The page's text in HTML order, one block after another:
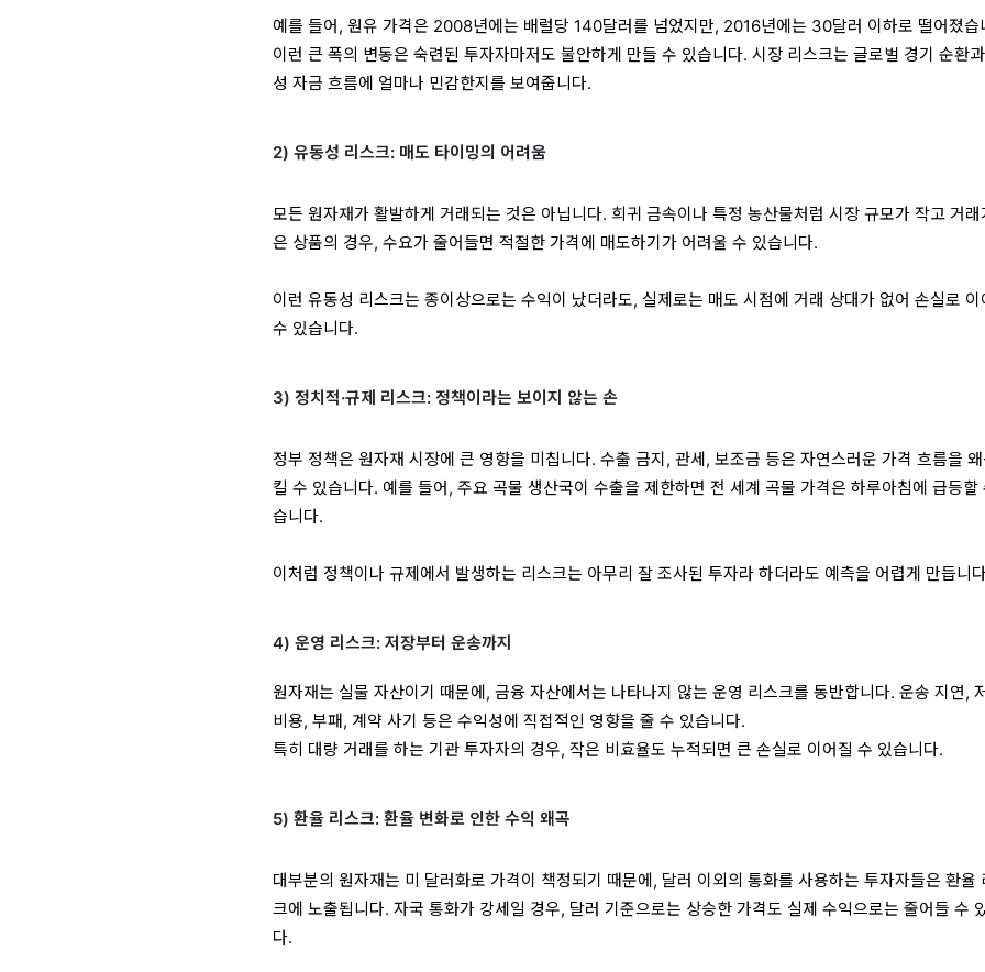
예를 들어, 원유 가격은 2008년에는 배럴당 140달러를 넘었지만, 2016년에는 30달러 이하로 떨어졌습
이런 큰 폭의 변동은 숙련된 투자자마저도 불안하게 만들 수 있습니다. 시장 리스크는 글로벌 경기 순환
성 자금 흐름에 얼마나 민감한지를 보여줍니다.
2) 유동성 리스크: 매도 타이밍의 어려움
모든 원자재가 활발하게 거래되는 것은 아닙니다. 희귀 금속이나 특정 농산물처럼 시장 규모가 작고 거래
은 상품의 경우, 수요가 줄어들면 적절한 가격에 매도하기가 어려울 수 있습니다.
이런 유동성 리스크는 종이상으로는 수익이 났더라도, 실제로는 매도 시점에 거래 상대가 없어 손실로 이
수 있습니다.
3) 정치적·규제 리스크: 정책이라는 보이지 않는 손
정부 정책은 원자재 시장에 큰 영향을 미칩니다. 수출 금지, 관세, 보조금 등은 자연스러운 가격 흐름을
킬 수 있습니다. 예를 들어, 주요 곡물 생산국이 수출을 제한하면 전 세계 곡물 가격은 하루아침에 급등할
습니다.
이처럼 정책이나 규제에서 발생하는 리스크는 아무리 잘 조사된 투자라 하더라도 예측을 어렵게 만듭니
4) 운영 리스크: 저장부터 운송까지
원자재는 실물 자산이기 때문에, 금융 자산에서는 나타나지 않는 운영 리스크를 동반합니다. 운송 지연,
비용, 부패, 계약 사기 등은 수익성에 직접적인 영향을 줄 수 있습니다.
특히 대량 거래를 하는 기관 투자자의 경우, 작은 비효율도 누적되면 큰 손실로 이어질 수 있습니다.
5) 환율 리스크: 환율 변화로 인한 수익 왜곡
대부분의 원자재는 미 달러화로 가격이 책정되기 때문에, 달러 이외의 통화를 사용하는 투자자들은 환율
크에 노출됩니다. 자국 통화가 강세일 경우, 달러 기준으로는 상승한 가격도 실제 수익으로는 줄어들 수
다.